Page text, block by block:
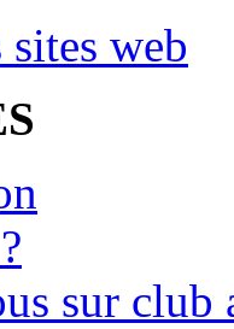
web
sur